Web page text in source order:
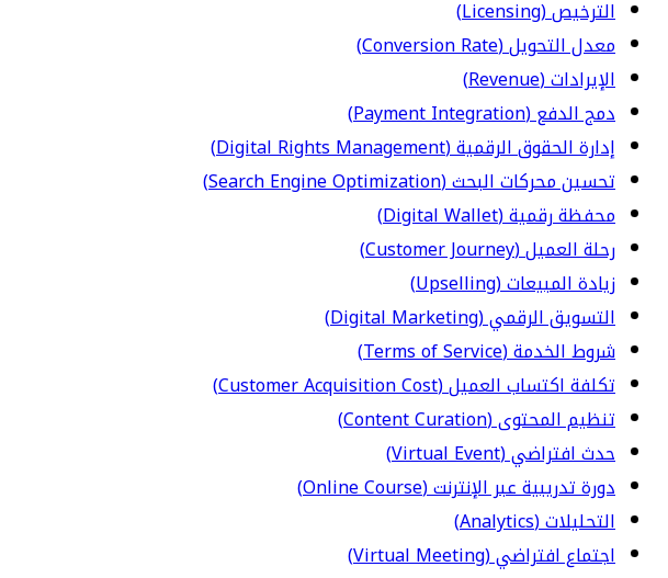
الترخيص (Licensing)
معدل التحويل (Conversion Rate)
الإيرادات (Revenue)
دمج الدفع (Payment Integration)
إدارة الحقوق الرقمية (Digital Rights Management)
تحسين محركات البحث (Search Engine Optimization)
محفظة رقمية (Digital Wallet)
رحلة العميل (Customer Journey)
زيادة المبيعات (Upselling)
التسويق الرقمي (Digital Marketing)
شروط الخدمة (Terms of Service)
تكلفة اكتساب العميل (Customer Acquisition Cost)
تنظيم المحتوى (Content Curation)
حدث افتراضي (Virtual Event)
دورة تدريبية عبر الإنترنت (Online Course)
التحليلات (Analytics)
اجتماع افتراضي (Virtual Meeting)